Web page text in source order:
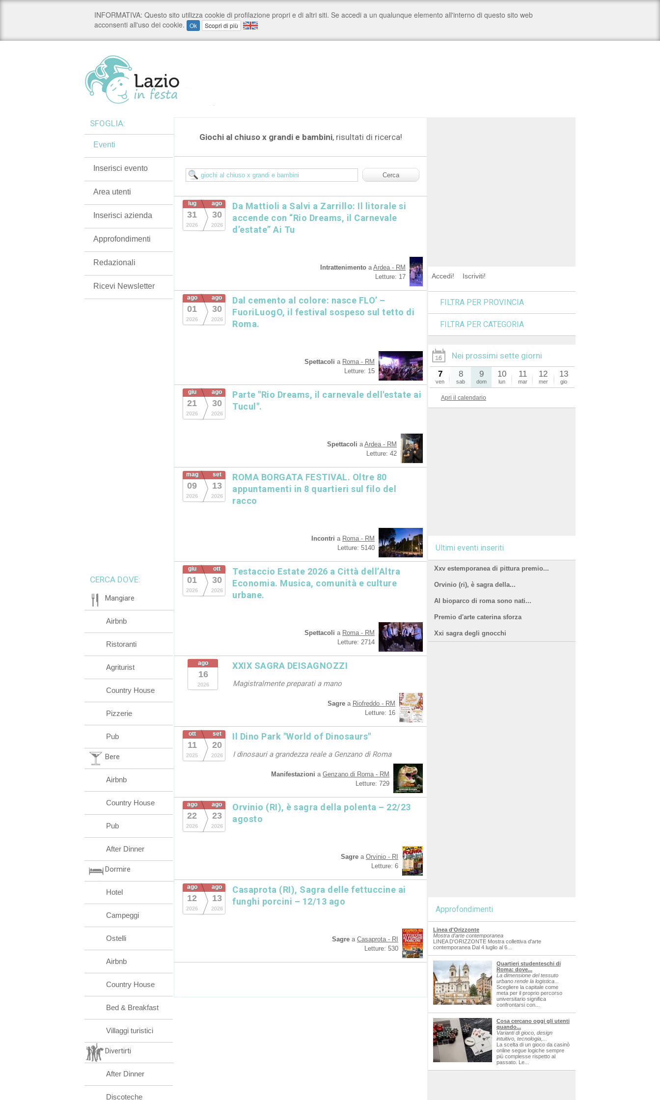
Giochi al chiuso x grandi e bambini, risultati di ricerca!
lug
31
2026
ago
30
2026
Da Mattioli a Salvi a Zarrillo: Il litorale si
accende con “Rio Dreams, il Carnevale
d’estate” Ai Tu
Intrattenimento aArdea - RM
Letture: 17
ago
01
2026
ago
30
2026
Dal cemento al colore: nasce FLO’ –
FuoriLuogO, il festival sospeso sul tetto di
Roma.
Spettacoli a Roma - RM
Letture: 15
giu
21
2026
ago
30
2026
Parte "Rio Dreams, il carnevale dell'estate ai
Tucul".
Spettacoli aArdea - RM
Letture: 42
mag
09
2026
set
13
2026
ROMA BORGATA FESTIVAL. Oltre 80
appuntamenti in 8 quartieri sul filo del
racco
Incontri a Roma - RM
Letture: 5140
giu
01
2026
ott
30
2026
Testaccio Estate 2026 a Città dell’Altra
Economia. Musica, comunità e culture
urbane.
Spettacoli a Roma - RM
Letture: 2714
ago
16
2026
XXIX SAGRA DEISAGNOZZI
Magistralmente preparati a mano
Sagre a Riofreddo - RM
Letture: 16
ott
11
2025
set
20
2026
Il Dino Park "World of Dinosaurs"
I dinosauri a grandezza reale a Genzano di Roma
Manifestazioni a Genzano di Roma - RM
Letture: 729
ago
22
2026
ago
23
2026
Orvinio (RI), è sagra della polenta – 22/23
agosto
Sagre a Orvinio - RI
Letture: 6
ago
12
2026
ago
13
2026
Casaprota (RI), Sagra delle fettuccine ai
funghi porcini – 12/13 ago
Sagre a Casaprota - RI
Letture: 530
SFOGLIA:
Eventi
Inserisci evento
Area utenti
Inserisci azienda
Approfondimenti
Redazionali
Ricevi Newsletter
CERCA DOVE:
Mangiare
Airbnb
Ristoranti
Agriturist
Country House
Pizzerie
Pub
Bere
Airbnb
Country House
Pub
After Dinner
Dormire
Hotel
Campeggi
Ostelli
Airbnb
Country House
Bed & Breakfast
Villaggi turistici
Divertirti
After Dinner
Discoteche
Accedi! Iscriviti!
FILTRA PER PROVINCIA
FILTRA PER CATEGORIA
Nei prossimi sette giorni
7
ven
8
sab
9
dom
10
lun
11
mar
12
mer
13
gio
Apri il calendario
Ultimi eventi inseriti
Xxv estemporanea di pittura premio...
Orvinio (ri), è sagra della...
Al bioparco di roma sono nati...
Premio d'arte caterina sforza
Xxi sagra degli gnocchi
Approfondimenti
Linea d'Orizzonte
Mostra d'arte contemporanea
LINEA D'ORIZZONTE Mostra collettiva d'arte
contemporanea Dal 4 luglio al 6...
Quartieri studenteschi di
Roma: dove...
La dimensione del tessuto
urbano rende la logistica...
Scegliere la capitale come
meta per il proprio percorso
universitario significa
confrontarsi con...
Cosa cercano oggi gli utenti
quando...
Varianti di gioco, design
intuitivo, tecnologia,...
La scelta di un gioco da casinò
online segue logiche sempre
più complesse rispetto al
passato. Le...